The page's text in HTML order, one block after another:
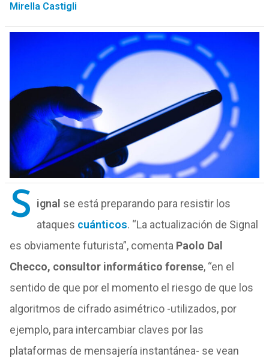
Mirella Castigli
S ignal se está preparando para resistir los
ataques cuánticos. “La actualización de Signal
es obviamente futurista”, comenta Paolo Dal
Checco, consultor informático forense, “en el
sentido de que por el momento el riesgo de que los
algoritmos de cifrado asimétrico -utilizados, por
ejemplo, para intercambiar claves por las
plataformas de mensajería instantánea- se vean